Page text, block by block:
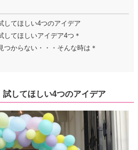
してほしい4つのアイデア
してほしいアイデア4つ＊
つからない・・・そんな時は＊
試してほしい4つのアイデア